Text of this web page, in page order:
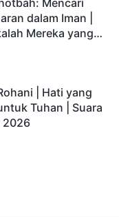
dalam Iman |
Mereka yang
| Hati yang
Tuhan | Suara
2026